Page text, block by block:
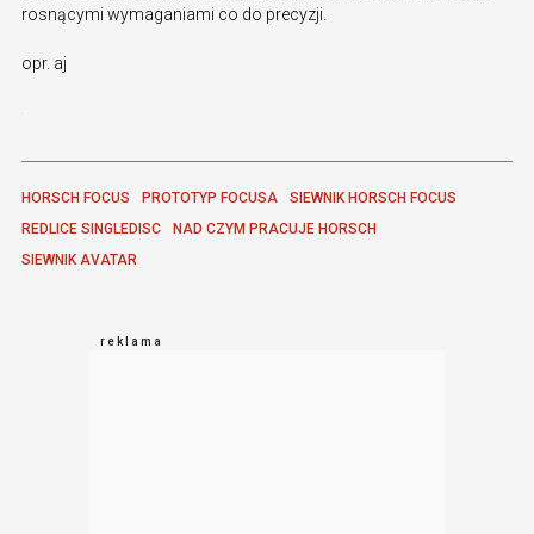
rosnącymi wymaganiami co do precyzji.
opr. aj
HORSCH FOCUS PROTOTYP FOCUSA
SIEWNIK HORSCH FOCUS
REDLICE SINGLEDISC
NAD CZYM PRACUJE HORSCH
SIEWNIK AVATAR